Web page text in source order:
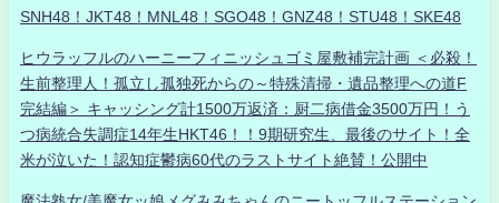
SNH48！JKT48！MNL48！SGO48！GNZ48！STU48！SKE48
ヒウラッフルのハーニーフィニッシュゴミ屋敷補完計画 ＜必殺！
生前整理人！孤立し孤独死からの～特殊清掃・遺品整理への道F
完結編＞ キャッシング計1500万返済：厨二病借金3500万円！う
つ病統合失調症14年生HKT46！！9期研究生、最後のサイト！全
米が泣いた！認知症鬱病60代のラストサイト絶賛！公開中